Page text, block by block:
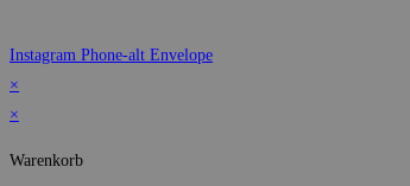
Instagram Phone-alt Envelope
×
×
Warenkorb